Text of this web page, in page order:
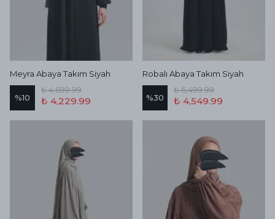
Meyra Abaya Takım Siyah
%10
₺ 4,699.99
₺ 4,229.99
Robalı Abaya Takım Siyah
%30
₺ 6,499.99
₺ 4,549.99